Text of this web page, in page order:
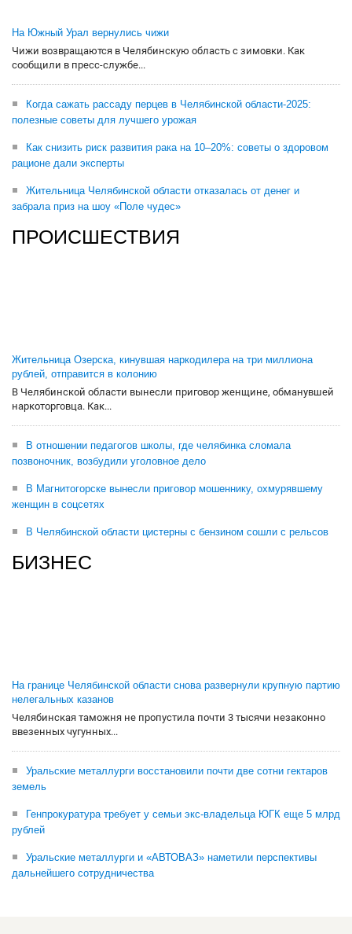
На Южный Урал вернулись чижи
Чижи возвращаются в Челябинскую область с зимовки. Как
сообщили в пресс-службе...
Когда сажать рассаду перцев в Челябинской области-2025:
полезные советы для лучшего урожая
Как снизить риск развития рака на 10–20%: советы о здоровом
рационе дали эксперты
Жительница Челябинской области отказалась от денег и
забрала приз на шоу «Поле чудес»
ПРОИСШЕСТВИЯ
Жительница Озерска, кинувшая наркодилера на три миллиона
рублей, отправится в колонию
В Челябинской области вынесли приговор женщине, обманувшей
наркоторговца. Как...
В отношении педагогов школы, где челябинка сломала
позвоночник, возбудили уголовное дело
В Магнитогорске вынесли приговор мошеннику, охмурявшему
женщин в соцсетях
В Челябинской области цистерны с бензином сошли с рельсов
БИЗНЕС
На границе Челябинской области снова развернули крупную партию
нелегальных казанов
Челябинская таможня не пропустила почти 3 тысячи незаконно
ввезенных чугунных...
Уральские металлурги восстановили почти две сотни гектаров
земель
Генпрокуратура требует у семьи экс-владельца ЮГК еще 5 млрд
рублей
Уральские металлурги и «АВТОВАЗ» наметили перспективы
дальнейшего сотрудничества